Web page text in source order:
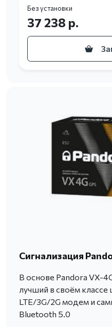
Без установки
37 238 р.
Сигнализация
В основе Pandora VX-
лучший в своём
LTE/3G/2G модем и
Bluetooth 5.0